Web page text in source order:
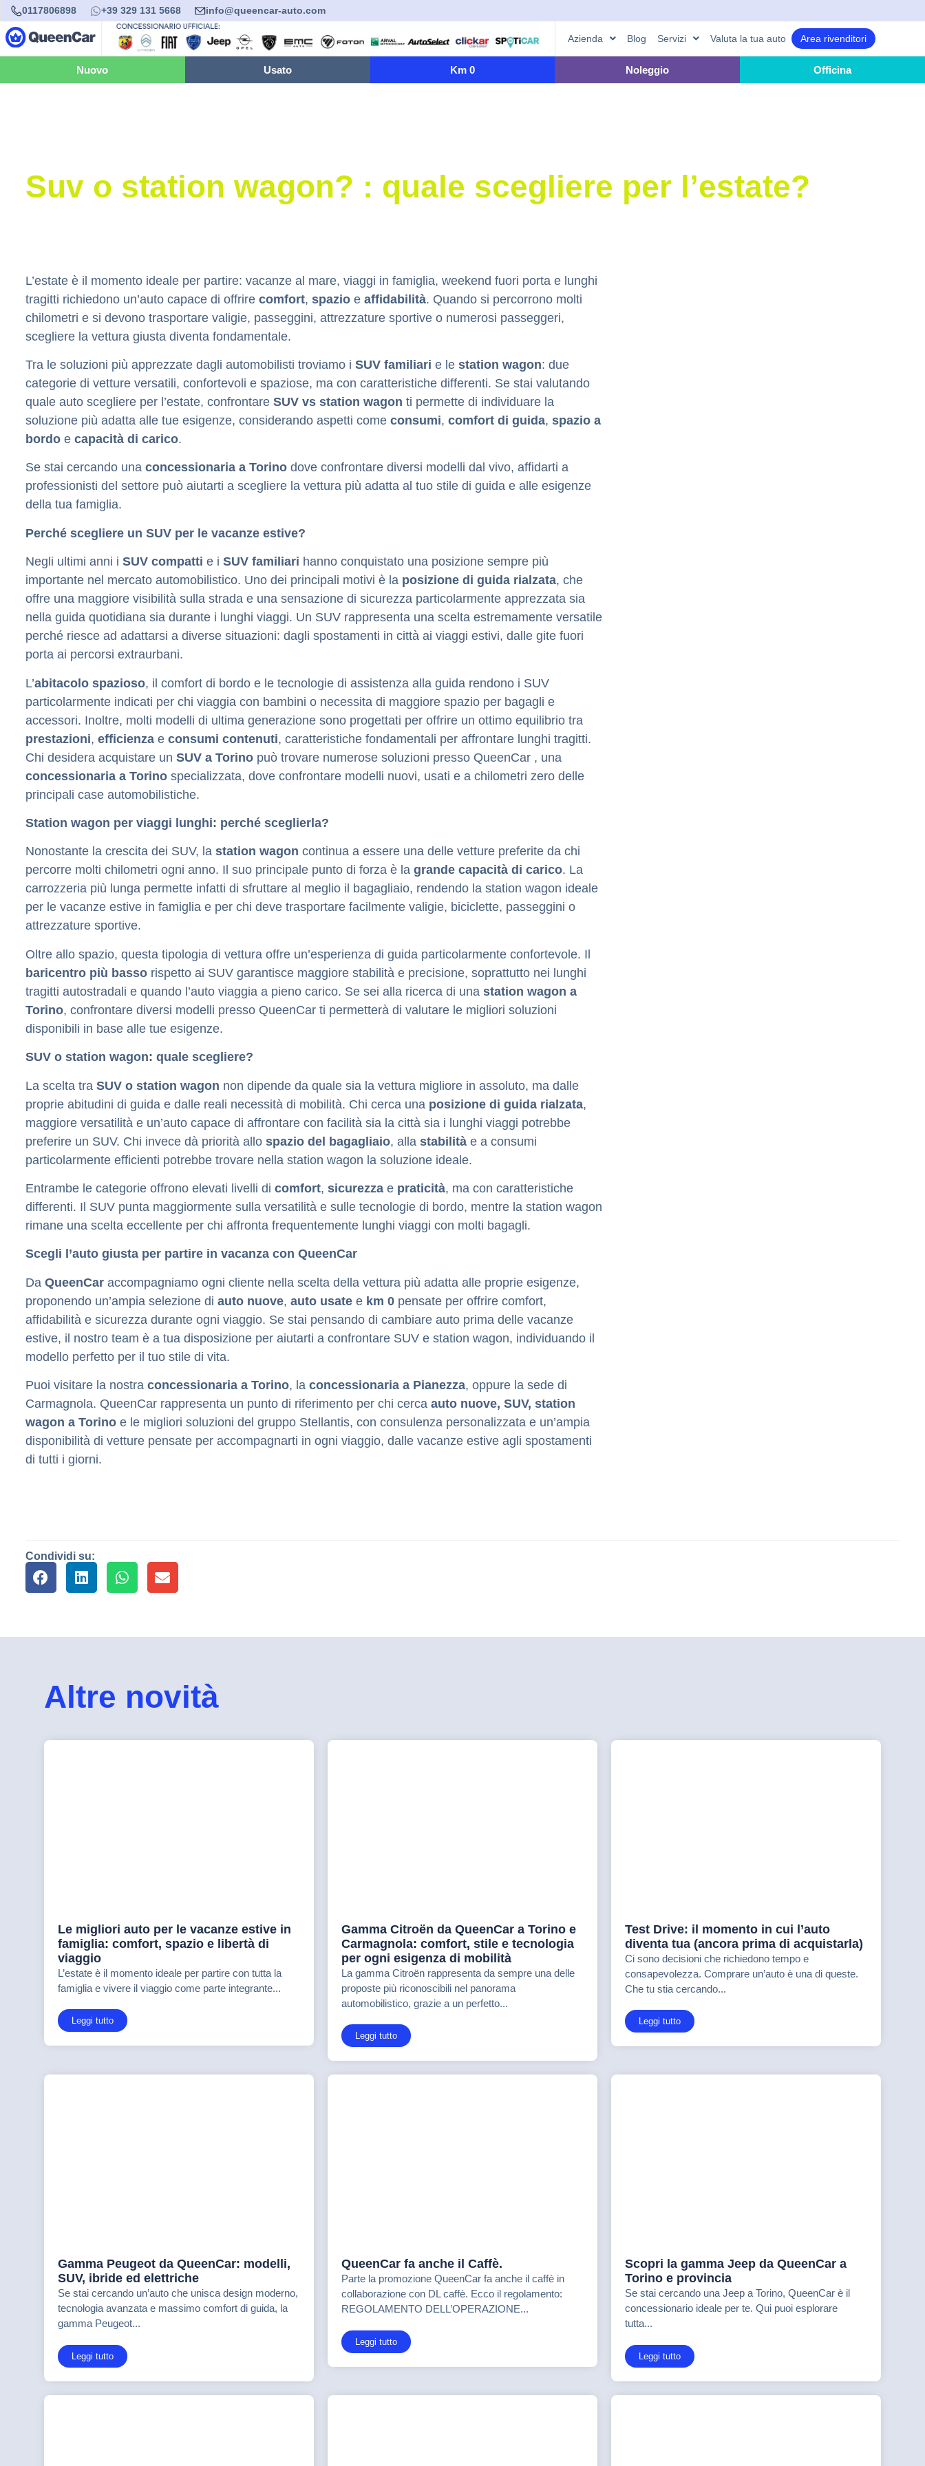
0117806898 +39 329 131 5668 info@queencar-auto.com
Azienda Blog Servizi Valuta la tua auto Area rivenditori
Nuovo Usato Km 0 Noleggio Officina
Suv o station wagon? : quale scegliere per l’estate?
L’estate è il momento ideale per partire: vacanze al mare, viaggi in famiglia, weekend fuori porta e lunghi
tragitti richiedono un’auto capace di offrire comfort, spazioe affidabilità. Quando si percorrono molti
chilometri e si devono trasportare valigie, passeggini, attrezzature sportive o numerosi passeggeri,
scegliere la vettura giusta diventa fondamentale.
Tra le soluzioni più apprezzate dagli automobilisti troviamo i SUV familiari e le station wagon: due
categorie di vetture versatili, confortevoli e spaziose, ma con caratteristiche differenti. Se stai valutando
quale auto scegliere per l’estate, confrontare SUV vs station wagon ti permette di individuare la
soluzione più adatta alle tue esigenze, considerando aspetti come consumi, comfort di guida, spazio a
bordoe capacità di carico.
Se stai cercando una concessionaria a Torinodove confrontare diversi modelli dal vivo, affidarti a
professionisti del settore può aiutarti a scegliere la vettura più adatta al tuo stile di guida e alle esigenze
della tua famiglia.
Perché scegliere un SUV per le vacanze estive?
Negli ultimi anni i SUV compatti e i SUV familiari hanno conquistato una posizione sempre più
importante nel mercato automobilistico. Uno dei principali motivi è la posizione di guida rialzata, che
offre una maggiore visibilità sulla strada e una sensazione di sicurezza particolarmente apprezzata sia
nella guida quotidiana sia durante i lunghi viaggi. Un SUV rappresenta una scelta estremamente versatile
perché riesce ad adattarsi a diverse situazioni: dagli spostamenti in città ai viaggi estivi, dalle gite fuori
porta ai percorsi extraurbani.
L’abitacolo spazioso, il comfort di bordo e le tecnologie di assistenza alla guida rendono i SUV
particolarmente indicati per chi viaggia con bambini o necessita di maggiore spazio per bagagli e
accessori. Inoltre, molti modelli di ultima generazione sono progettati per offrire un ottimo equilibrio tra
prestazioni, efficienzae consumi contenuti, caratteristiche fondamentali per affrontare lunghi tragitti.
Chi desidera acquistare un SUV a Torinopuò trovare numerose soluzioni presso QueenCar , una
concessionaria a Torinospecializzata, dove confrontare modelli nuovi, usati e a chilometri zero delle
principali case automobilistiche.
Station wagon per viaggi lunghi: perché sceglierla?
Nonostante la crescita dei SUV, la station wagon continua a essere una delle vetture preferite da chi
percorre molti chilometri ogni anno. Il suo principale punto di forza è la grande capacità di carico. La
carrozzeria più lunga permette infatti di sfruttare al meglio il bagagliaio, rendendo la station wagon ideale
per le vacanze estive in famiglia e per chi deve trasportare facilmente valigie, biciclette, passeggini o
attrezzature sportive.
Oltre allo spazio, questa tipologia di vettura offre un’esperienza di guida particolarmente confortevole. Il
baricentro più bassorispetto ai SUV garantisce maggiore stabilità e precisione, soprattutto nei lunghi
tragitti autostradali e quando l’auto viaggia a pieno carico. Se sei alla ricerca di una station wagon a
Torino, confrontare diversi modelli presso QueenCar ti permetterà di valutare le migliori soluzioni
disponibili in base alle tue esigenze.
SUV o station wagon: quale scegliere?
La scelta tra SUV o station wagon non dipende da quale sia la vettura migliore in assoluto, ma dalle
proprie abitudini di guida e dalle reali necessità di mobilità. Chi cerca una posizione di guida rialzata,
maggiore versatilità e un’auto capace di affrontare con facilità sia la città sia i lunghi viaggi potrebbe
preferire un SUV. Chi invece dà priorità allo spazio del bagagliaio, alla stabilitàe a consumi
particolarmente efficienti potrebbe trovare nella station wagon la soluzione ideale.
Entrambe le categorie offrono elevati livelli di comfort, sicurezzae praticità, ma con caratteristiche
differenti. Il SUV punta maggiormente sulla versatilità e sulle tecnologie di bordo, mentre la station wagon
rimane una scelta eccellente per chi affronta frequentemente lunghi viaggi con molti bagagli.
Scegli l’auto giusta per partire in vacanza con QueenCar
Da QueenCaraccompagniamo ogni cliente nella scelta della vettura più adatta alle proprie esigenze,
proponendo un’ampia selezione di auto nuove, auto usatee km 0pensate per offrire comfort,
affidabilità e sicurezza durante ogni viaggio. Se stai pensando di cambiare auto prima delle vacanze
estive, il nostro team è a tua disposizione per aiutarti a confrontare SUV e station wagon, individuando il
modello perfetto per il tuo stile di vita.
Puoi visitare la nostra concessionaria a Torino, la concessionaria a Pianezza, oppure la sede di
Carmagnola. QueenCar rappresenta un punto di riferimento per chi cerca auto nuove, SUV, station
wagon a Torino e le migliori soluzioni del gruppo Stellantis, con consulenza personalizzata e un’ampia
disponibilità di vetture pensate per accompagnarti in ogni viaggio, dalle vacanze estive agli spostamenti
di tutti i giorni.
Condividi su:
Altre novità
Le migliori auto per le vacanze estive in
famiglia: comfort, spazio e libertà di
viaggio
L’estate è il momento ideale per partire con tutta la
famiglia e vivere il viaggio come parte integrante...
Leggi tutto
Gamma Citroën da QueenCar a Torino e
Carmagnola: comfort, stile e tecnologia
per ogni esigenza di mobilità
La gamma Citroën rappresenta da sempre una delle
proposte più riconoscibili nel panorama
automobilistico, grazie a un perfetto...
Leggi tutto
Test Drive: il momento in cui l’auto
diventa tua (ancora prima di acquistarla)
Ci sono decisioni che richiedono tempo e
consapevolezza. Comprare un’auto è una di queste.
Che tu stia cercando...
Leggi tutto
Gamma Peugeot da QueenCar: modelli,
SUV, ibride ed elettriche
Se stai cercando un’auto che unisca design moderno,
tecnologia avanzata e massimo comfort di guida, la
gamma Peugeot...
Leggi tutto
QueenCar fa anche il Caffè.
Parte la promozione QueenCar fa anche il caffè in
collaborazione con DL caffè. Ecco il regolamento:
REGOLAMENTO DELL’OPERAZIONE...
Leggi tutto
Scopri la gamma Jeep da QueenCar a
Torino e provincia
Se stai cercando una Jeep a Torino, QueenCar è il
concessionario ideale per te. Qui puoi esplorare
tutta...
Leggi tutto